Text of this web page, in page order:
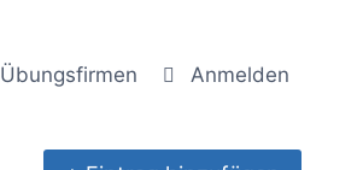
Übungsfirmen Anmelden